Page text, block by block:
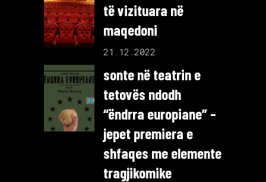
të vizituara në
maqedoni
21.12.2022
sonte në teatrin e
tetovës ndodh
“ëndrra europiane” –
jepet premiera e
shfaqes me elemente
tragjikomike